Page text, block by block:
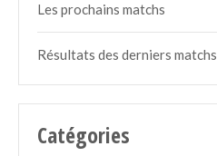
Les prochains matchs
Résultats des derniers matchs
Catégories